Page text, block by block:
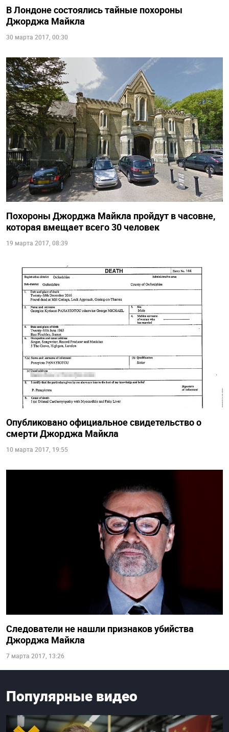
В Лондоне состоялись тайные похороны
Джорджа Майкла
30 марта 2017, 00:30
Похороны Джорджа Майкла пройдут в часовне,
которая вмещает всего 30 человек
19 марта 2017, 08:39
Опубликовано официальное свидетельство о
смерти Джорджа Майкла
10 марта 2017, 19:55
Следователи не нашли признаков убийства
Джорджа Майкла
7 марта 2017, 13:26
Популярные видео